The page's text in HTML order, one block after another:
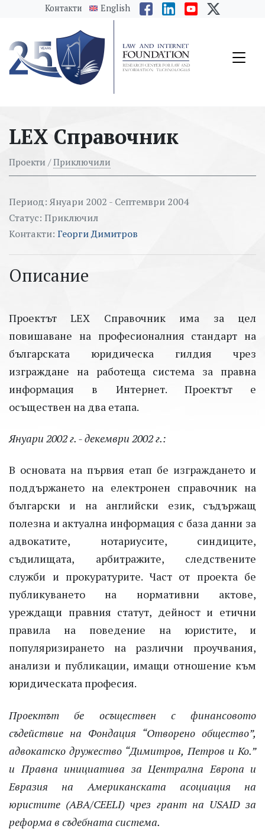
messages.Skip to main content
Контакти English
LEX Справочник
Проекти /Приключили
Период: Януари 2002 - Септември 2004
Статус: Приключил
Контакти: Георги Димитров
Описание
Проектът LEX Справочник има за цел
повишаване на професионалния стандарт на
българската юридическа гилдия чрез
изграждане на работеща система за правна
информация в Интернет. Проектът е
осъществен на два етапа.
Януари 2002 г. - декември 2002 г.:
В основата на първия етап бе изграждането и
поддържането на електронен справочник на
български и на английски език, съдържащ
полезна и актуална информация с база данни за
адвокатите, нотариусите, синдиците,
съдилищата, арбитражите, следствените
служби и прокуратурите. Част от проекта бе
публикуването на нормативни актове,
уреждащи правния статут, дейност и етични
правила на поведение на юристите, и
популяризирането на различни проучвания,
анализи и публикации, имащи отношение към
юридическата професия.
Проектът бе осъществен с финансовото
съдействие на Фондация “Отворено общество”,
адвокатско дружество “Димитров, Петров и Ко.”
и Правна инициатива за Централна Европа и
Евразия на Американската асоциация на
юристите (ABA/CEELI) чрез грант на USAID за
реформа в съдебната система.